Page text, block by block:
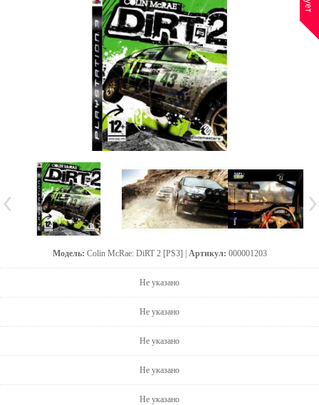
Модель: Colin McRae: DiRT 2 [PS3] | Артикул: 000001203
Не указано
Не указано
Не указано
Не указано
Не указано